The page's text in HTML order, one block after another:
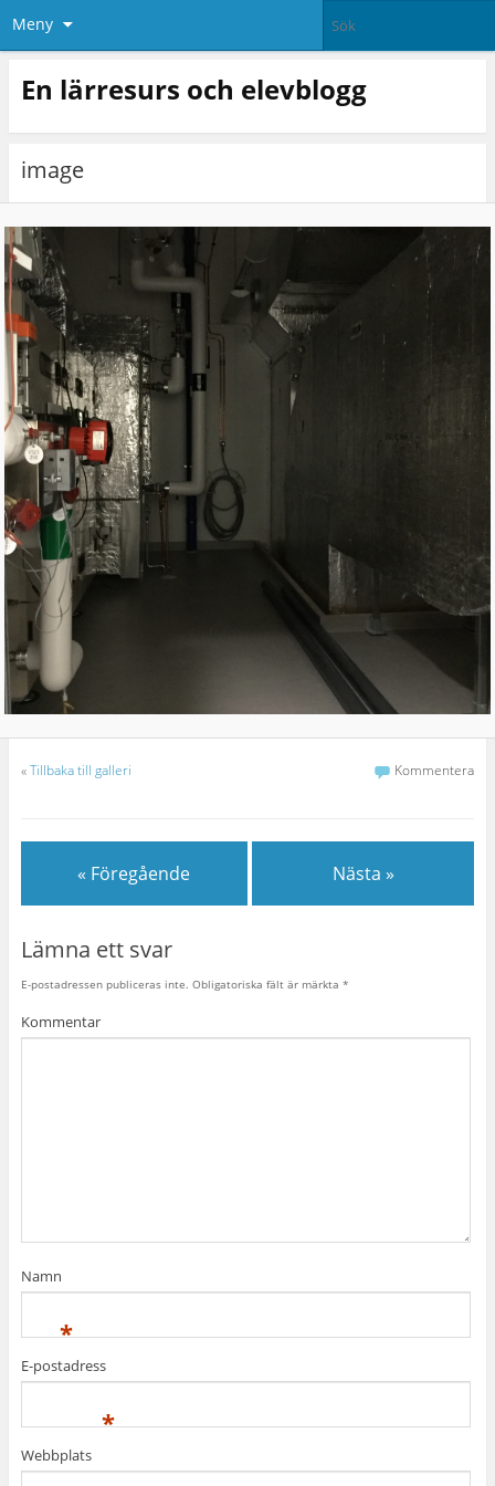
Meny
En lärresurs och elevblogg
image
«Tillbaka till galleri Kommentera
« Föregående Nästa »
Lämna ett svar
E-postadressen publiceras inte. Obligatoriska fält är märkta *
Kommentar
Namn
*
E-postadress
*
Webbplats